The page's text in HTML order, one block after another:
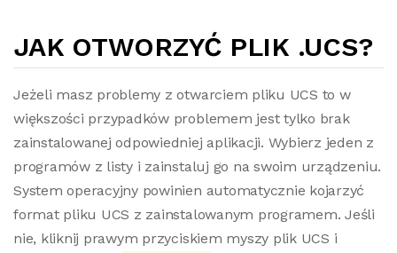
JAK OTWORZYĆ PLIK .UCS?
Jeżeli masz problemy z otwarciem pliku UCS to w
większości przypadków problemem jest tylko brak
zainstalowanej odpowiedniej aplikacji. Wybierz jeden z
programów z listy i zainstaluj go na swoim urządzeniu.
System operacyjny powinien automatycznie kojarzyć
format pliku UCS z zainstalowanym programem. Jeśli
nie, kliknij prawym przyciskiem myszy plik UCS i